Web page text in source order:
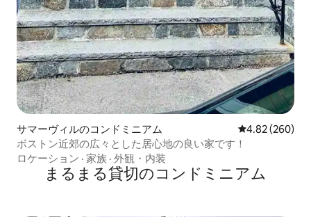
サマーヴィルのコンドミニアム レビュー260
4.82 (260)
ボストン近郊の広々とした居心地の良い家です！
ロケーション · 家族 · 外観・内装
まるまる貸切のコンドミニアム